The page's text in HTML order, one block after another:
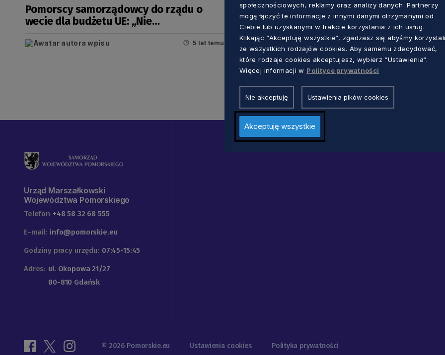
Pomorscy samorządowcy do rządu o
wecie dla budżetu UE: „Nie
5 lat temu
Urząd Marszałkowski
Województwa Pomorskiego
Telefon +48 58 32 68 555
E-mail: info@pomorskie.eu
Godziny pracy urzędu: 07:45-15:45
Adres: ul. Okopowa 21/27
80-810 Gdańsk
© 2026 Pomorskie.eu Ustawienia cookies Polityka prywatności
społecznościowych, reklamy oraz analizy danych. Partnerzy
mogą łączyć te informacje z innymi danymi otrzymanymi od
Ciebie lub uzyskanymi w trakcie korzystania z ich usług.
Klikając “Akceptuję wszystkie“, zgadzasz się abyśmy
ze wszystkich rodzajów cookies. Aby samemu zdecydować,
które rodzaje cookies akceptujesz, wybierz “Ustawienia“.
Więcej informacji w Polityce prywatności
Nie akceptuję Ustawienia pików cookies
Akceptuję wszystkie